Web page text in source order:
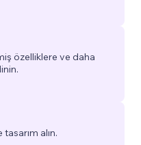
özelliklere ve daha
alın.